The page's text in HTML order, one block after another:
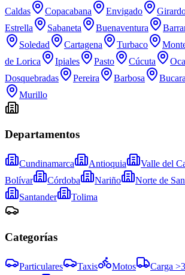
Caldas
Copacabana Envigado
Estrella
Sabaneta Buenaventura
Soledad
Cartagena Turbaco
de Lorica
Ipiales Pasto Cúcuta
Dosquebradas
Pereira Barbosa
Murillo
Departamentos
Cundinamarca Antioquia Valle del
Bolívar
Córdoba Nariño Norte de
Santander
Tolima
Categorías
Particulares Taxis Motos Carga